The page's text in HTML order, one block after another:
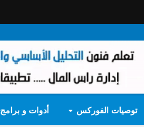
توصيات الفوركس أدوات و برامج